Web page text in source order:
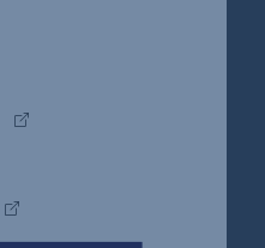
oldalra ugrik)
ugrik)
(külső oldalra ugrik)
(külső oldalra ugrik)